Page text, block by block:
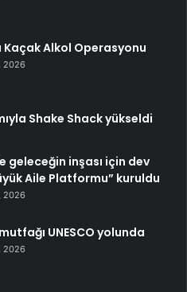
Kaçak Alkol Operasyonu
2026
Shake Shack yükseldi
geleceğin inşası için dev
Aile Platformu” kuruldu
2026
UNESCO yolunda
2026